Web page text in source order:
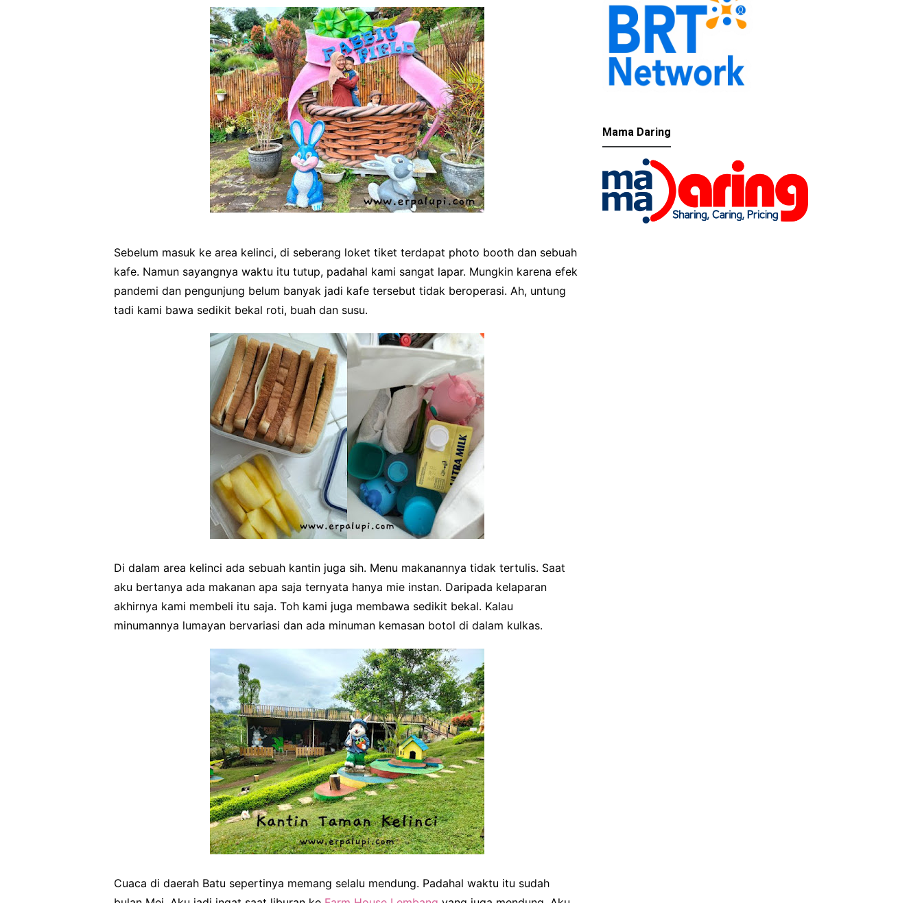
Sebelum masuk ke area kelinci, di seberang loket tiket terdapat photo booth dan sebuah
kafe. Namun sayangnya waktu itu tutup, padahal kami sangat lapar. Mungkin karena efek
pandemi dan pengunjung belum banyak jadi kafe tersebut tidak beroperasi. Ah, untung
tadi kami bawa sedikit bekal roti, buah dan susu.
Di dalam area kelinci ada sebuah kantin juga sih. Menu makanannya tidak tertulis. Saat
aku bertanya ada makanan apa saja ternyata hanya mie instan. Daripada kelaparan
akhirnya kami membeli itu saja. Toh kami juga membawa sedikit bekal. Kalau
minumannya lumayan bervariasi dan ada minuman kemasan botol di dalam kulkas.
Cuaca di daerah Batu sepertinya memang selalu mendung. Padahal waktu itu sudah
Mama Daring